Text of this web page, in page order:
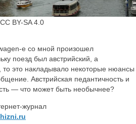
BY-SA 4.0
е cо мной произошел
поезд был австрийский, а
это накладывало некоторые нюансы
Австрийская педантичность и
— что может быть необычнее?
журнал